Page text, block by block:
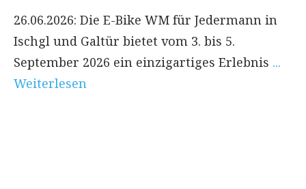
26.06.2026: Die E-Bike WM für Jedermann in
Ischgl und Galtür bietet vom 3. bis 5.
September 2026 ein einzigartiges Erlebnis ...
Weiterlesen